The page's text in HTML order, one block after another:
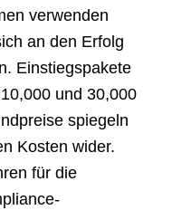
verwenden
an den Erfolg
Einstiegspakete
und 30,000
spiegeln
Kosten wider.
für die